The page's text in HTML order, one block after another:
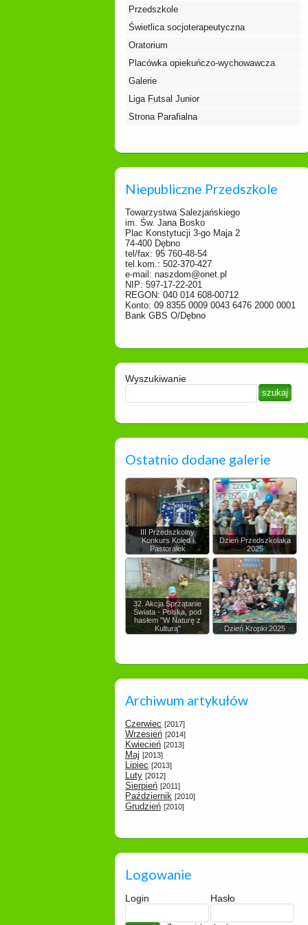
Przedszkole
Świetlica socjoterapeutyczna
Oratorium
Placówka opiekuńczo-wychowawcza
Galerie
Liga Futsal Junior
Strona Parafialna
Niepubliczne Przedszkole
Towarzystwa Salezjańskiego
im. Św. Jana Bosko
Plac Konstytucji 3-go Maja 2
74-400 Dębno
tel/fax: 95 760-48-54
tel.kom.: 502-370-427
e-mail: naszdom@onet.pl
NIP: 597-17-22-201
REGON: 040 014 608-00712
Konto: 09 8355 0009 0043 6476 2000 0001
Bank GBS O/Dębno
Wyszukiwanie
Ostatnio dodane galerie
III Przedszkolny
Konkurs Kolęd i
Pastorałek
Dzień Przedszkolaka
2025
32. Akcja Sprzątanie
Świata - Polska, pod
hasłem "W Naturę z
Kulturą"
Dzień Kropki 2025
Archiwum artykułów
Czerwiec [2017]
Wrzesień [2014]
Kwiecień [2013]
Maj [2013]
Lipiec [2013]
Luty [2012]
Sierpień [2011]
Październik [2010]
Grudzień [2010]
Logowanie
Login Hasło